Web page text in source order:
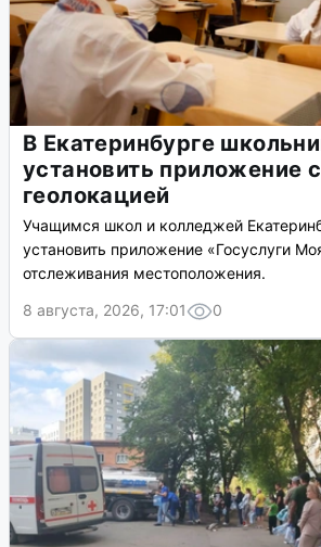
В Екатеринбурге
установить приложение с
геолокацией
Учащимся школ и колледжей
установить приложение «Госуслуги
отслеживания местоположения.
8 августа, 2026, 17:01
0